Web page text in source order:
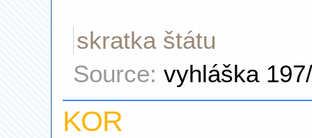
skratka štátu
Source: vyhláška
KOR